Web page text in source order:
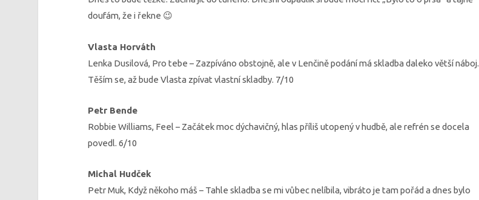
doufám, že i řekne 😉
Vlasta Horváth
Lenka Dusilová, Pro tebe – Zazpíváno obstojně, ale v Lenčině podání má skladba daleko větší náboj.
Těším se, až bude Vlasta zpívat vlastní skladby. 7/10
Petr Bende
Robbie Williams, Feel – Začátek moc dýchavičný, hlas příliš utopený v hudbě, ale refrén se docela
povedl. 6/10
Michal Hudček
Petr Muk, Když někoho máš – Tahle skladba se mi vůbec nelíbila, vibráto je tam pořád a dnes bylo